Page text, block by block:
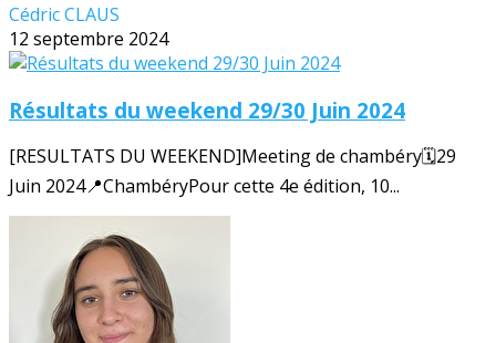
Cédric CLAUS
12 septembre 2024
Résultats du weekend 29/30 Juin 2024
[RESULTATS DU WEEKEND]Meeting de chambéry🗓️29
Juin 2024📍ChambéryPour cette 4e édition, 10...